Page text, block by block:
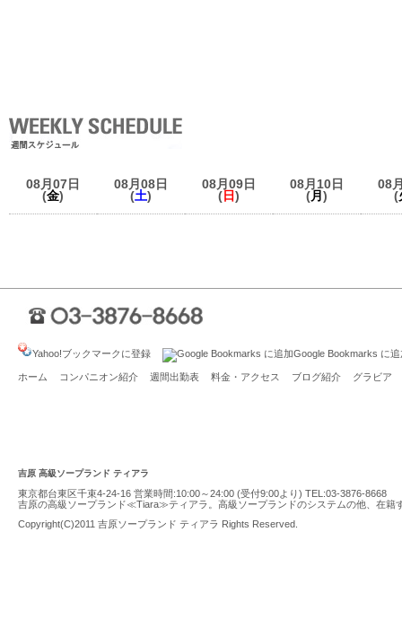
08月07日
(金)
08月08日
(土)
08月09日
(日)
08月10日
(月 )
08
(
Yahoo!ブックマークに登録 Google Bookmarks に追
ホーム コンパニオン紹介 週間出勤表 料金・アクセス ブログ紹介 グラビア
吉原 高級ソープランド ティアラ
東京都台東区千束4-24-16 営業時間:10:00～24:00 (受付9:00より) TEL:03-3876-8668
吉原の高級ソープランド≪Tiara≫ティアラ。高級ソープランドのシステムの他、在籍
Copyright(C)2011 吉原ソープランド ティアラ Rights Reserved.